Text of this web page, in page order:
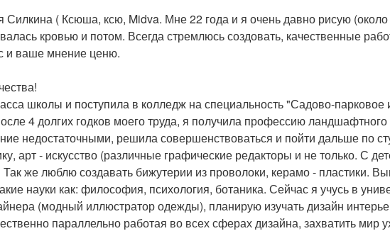
Силкина ( Ксюша, ксю, Midva. Мне 22 года и я очень давно рисую
кровью и потом. Всегда стремлюсь создовать, качественные
и ваше мнение ценю.
школы и поступила в колледж на специальность "Садово-
4 долгих годков моего труда, я получила профессию
недостаточными, решила совершенствоваться и пойти дальше по
арт - искусство (различные графические редакторы и не только. С
Так же люблю создавать бижутерии из проволоки, керамо - пластики.
науки как: философия, психология, ботаника. Сейчас я учусь в
(модный иллюстратор одежды), планирую изучать дизайн
параллельно работая во всех сферах дизайна, захватить мир